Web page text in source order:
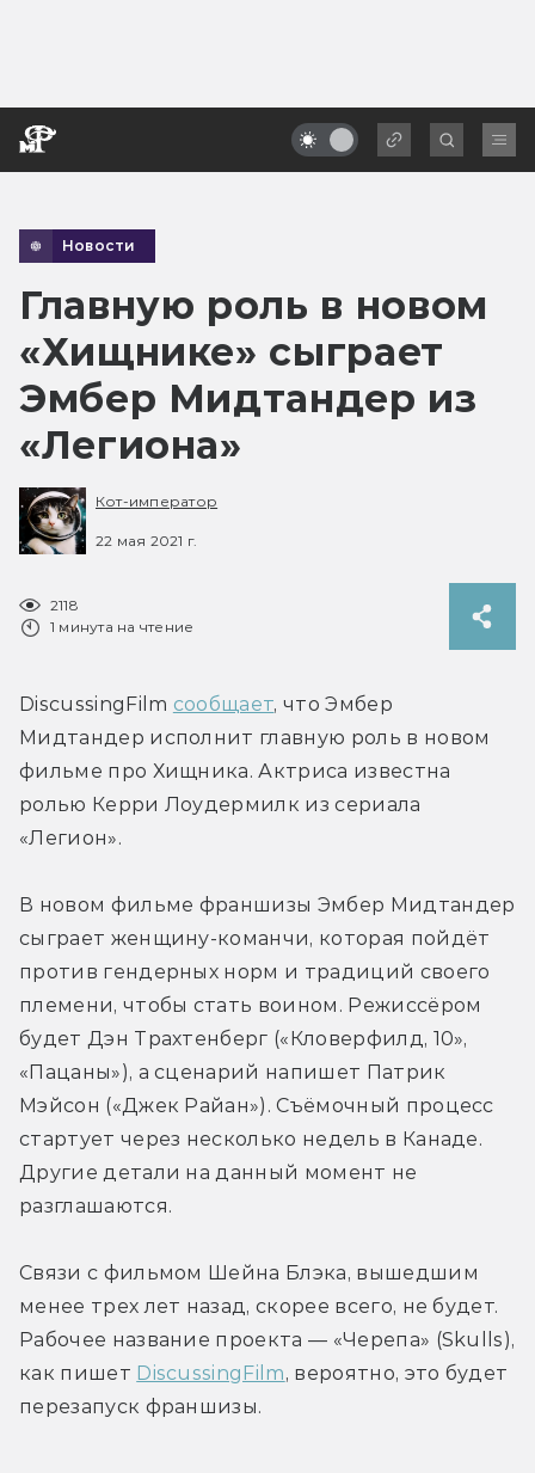
Новости
Главную роль в новом
«Хищнике» сыграет
Эмбер Мидтандер из
«Легиона»
Кот-император
22 мая 2021 г.
2118
1 минута на чтение
DiscussingFilm сообщает, что Эмбер
Мидтандер исполнит главную роль в новом
фильме про Хищника. Актриса известна
ролью Керри Лоудермилк из сериала
«Легион».
В новом фильме франшизы Эмбер Мидтандер
сыграет женщину-команчи, которая пойдёт
против гендерных норм и традиций своего
племени, чтобы стать воином. Режиссёром
будет Дэн Трахтенберг («Кловерфилд, 10»,
«Пацаны»), а сценарий напишет Патрик
Мэйсон («Джек Райан»). Съёмочный процесс
стартует через несколько недель в Канаде.
Другие детали на данный момент не
разглашаются.
Связи с фильмом Шейна Блэка, вышедшим
менее трех лет назад, скорее всего, не будет.
Рабочее название проекта — «Черепа» (Skulls),
как пишет DiscussingFilm, вероятно, это будет
перезапуск франшизы.